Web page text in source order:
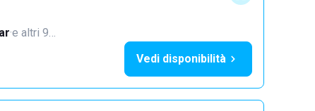
·e altri 9…
Vedi disponibilità